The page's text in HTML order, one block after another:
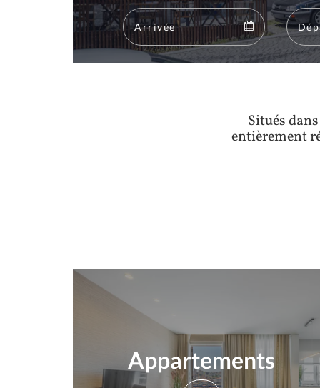
Arrival
Arrival
calendar
Situés
entièrement
Appartements